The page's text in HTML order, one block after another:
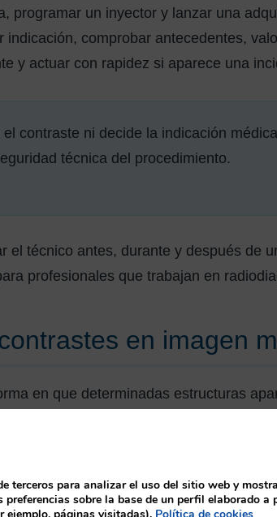
programar un inyector y lanzar una
comprobar antecedentes,
y actuar con rapidez si aparece una
contraste ni decide la indicación
técnica del procedimiento.
el técnico antes, durante y después de
profesionales que trabajan en
en imagen
en que determinadas estructuras
la atenuación de los tejidos por
ayuda a diferenciar vasos, órganos,
terceros para analizar el uso del sitio web y
sobre la base de un perfil elaborado a
ejemplo, páginas visitadas). Política de cookies